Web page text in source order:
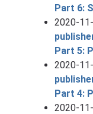
Part 6:
2020-
Part 5:
2020-
Part 4:
2020-